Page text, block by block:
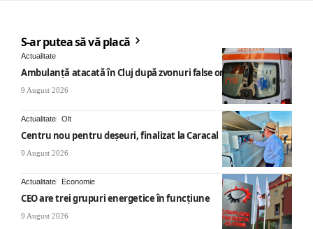
S-ar putea să vă placă
Actualitate
Ambulanță atacată în Cluj după zvonuri false online
9 August 2026
Actualitate Olt
Centru nou pentru deșeuri, finalizat la Caracal
9 August 2026
Actualitate Economie
CEO are trei grupuri energetice în funcțiune
9 August 2026